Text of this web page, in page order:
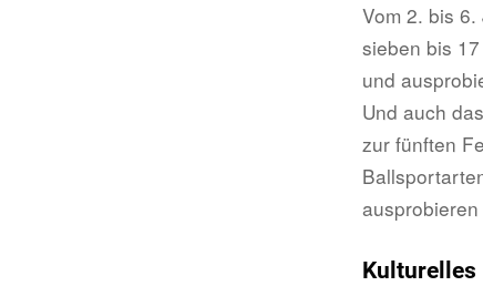
Vom 2. bis
sieben bis
und
Und auch
zur fünften
Kulturelles